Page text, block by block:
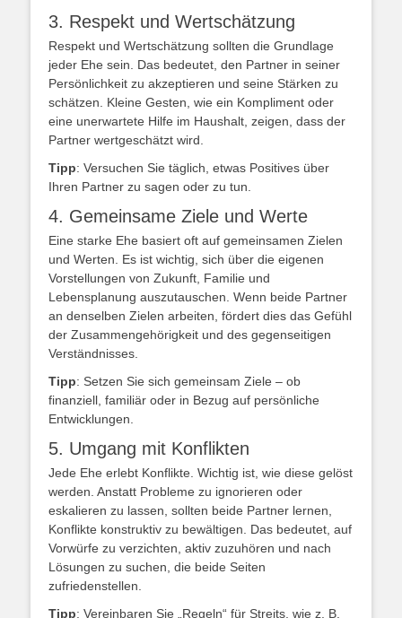
3. Respekt und Wertschätzung
Respekt und Wertschätzung sollten die Grundlage
jeder Ehe sein. Das bedeutet, den Partner in seiner
Persönlichkeit zu akzeptieren und seine Stärken zu
schätzen. Kleine Gesten, wie ein Kompliment oder
eine unerwartete Hilfe im Haushalt, zeigen, dass der
Partner wertgeschätzt wird.
Tipp: Versuchen Sie täglich, etwas Positives über
Ihren Partner zu sagen oder zu tun.
4. Gemeinsame Ziele und Werte
Eine starke Ehe basiert oft auf gemeinsamen Zielen
und Werten. Es ist wichtig, sich über die eigenen
Vorstellungen von Zukunft, Familie und
Lebensplanung auszutauschen. Wenn beide Partner
an denselben Zielen arbeiten, fördert dies das Gefühl
der Zusammengehörigkeit und des gegenseitigen
Verständnisses.
Tipp: Setzen Sie sich gemeinsam Ziele – ob
finanziell, familiär oder in Bezug auf persönliche
Entwicklungen.
5. Umgang mit Konflikten
Jede Ehe erlebt Konflikte. Wichtig ist, wie diese gelöst
werden. Anstatt Probleme zu ignorieren oder
eskalieren zu lassen, sollten beide Partner lernen,
Konflikte konstruktiv zu bewältigen. Das bedeutet, auf
Vorwürfe zu verzichten, aktiv zuzuhören und nach
Lösungen zu suchen, die beide Seiten
zufriedenstellen.
Tipp: Vereinbaren Sie „Regeln“ für Streits, wie z. B.